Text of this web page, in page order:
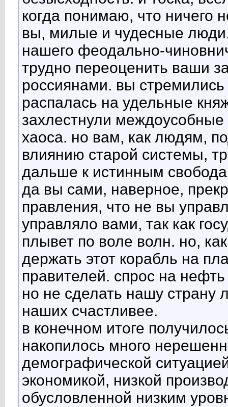
когда понимаю, что ничего
вы, милые и чудесные
нашего феодально-
трудно переоценить ваши
россиянами. вы
распалась на удельные
захлестнули
хаоса. но вам, как людям,
влиянию старой системы,
дальше к истинным
да вы сами, наверное,
правления, что не вы
управляло вами, так как
плывет по воле волн. но,
держать этот корабль на
правителей. спрос на
но не сделать нашу страну
наших счастливее.
в конечном итоге
накопилось много
демографической
экономикой, низкой
обусловленной низким